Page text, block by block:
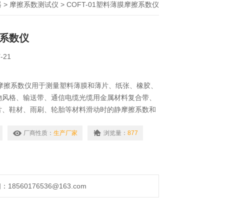
> 摩擦系数测试仪 > COFT-01塑料薄膜摩擦系数仪
数仪
21
系数仪用于测量塑料薄膜和薄片、纸张、橡胶、
格、输送带、通信电缆光缆用金属材料复合带、
鞋材、雨刷、轮胎等材料滑动时的静摩擦系数和
要求。另外还可用于化妆品等日化用品的滑爽性能
厂商性质： 生产厂家 浏览量： 877
18560176536@163.com